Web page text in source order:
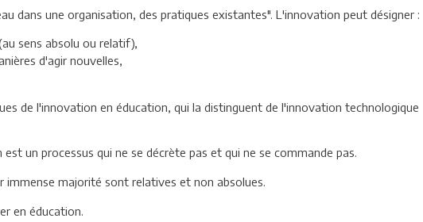
dans une organisation, des pratiques existantes". L'innovation peut désigner :
sens absolu ou relatif),
d'agir nouvelles,
de l'innovation en éducation, qui la distinguent de l'innovation technologique
un processus qui ne se décrète pas et qui ne se commande pas.
immense majorité sont relatives et non absolues.
en éducation.